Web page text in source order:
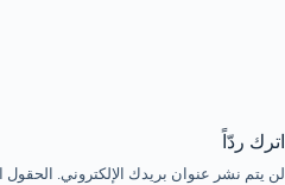
اترك ردّاً
لن يتم نشر عنوان بريدك الإلكتروني. الحقول